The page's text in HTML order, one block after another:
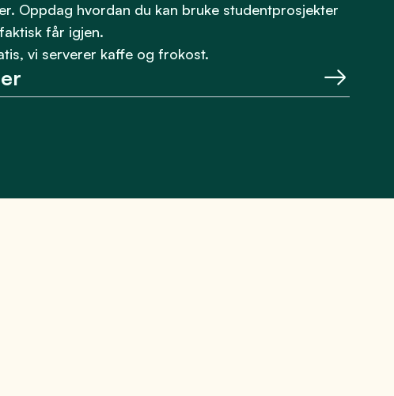
Oppdag hvordan du kan bruke studentprosjekter
får igjen.
vi serverer kaffe og frokost.